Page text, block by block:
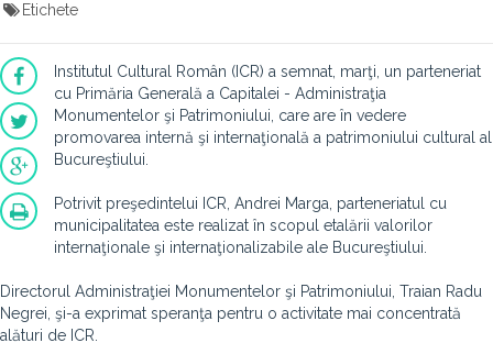
Etichete
Institutul Cultural Român (ICR) a semnat, marţi, un parteneriat
cu Primăria Generală a Capitalei - Administraţia
Monumentelor şi Patrimoniului, care are în vedere
promovarea internă şi internaţională a patrimoniului cultural al
Bucureştiului.
Potrivit preşedintelui ICR, Andrei Marga, parteneriatul cu
municipalitatea este realizat în scopul etalării valorilor
internaţionale şi internaţionalizabile ale Bucureştiului.
Directorul Administraţiei Monumentelor şi Patrimoniului, Traian Radu
Negrei, şi-a exprimat speranţa pentru o activitate mai concentrată
alături de ICR.